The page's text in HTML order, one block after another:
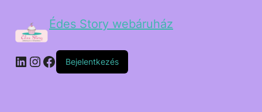
Édes Story webáruház
Bejelentkezés